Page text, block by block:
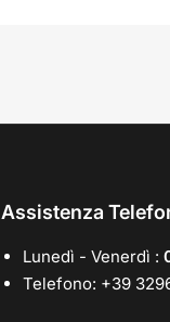
Assistenza
Lunedì - Venerdì :
Telefono: +39